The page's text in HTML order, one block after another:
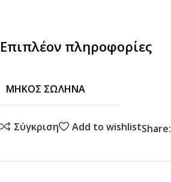
Επιπλέον πληροφορίες
ΜΉΚΟΣ ΣΩΛΉΝΑ
Σύγκριση Add to wishlistShare: